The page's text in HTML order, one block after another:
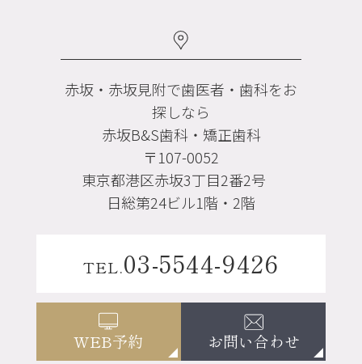
赤坂・赤坂見附で歯医者・歯科をお
探しなら
赤坂B&S歯科・矯正歯科
〒107-0052
東京都港区赤坂3丁目2番2号
日総第24ビル1階・2階
TEL. 03-5544-9426
WEB予約 お問い合わせ